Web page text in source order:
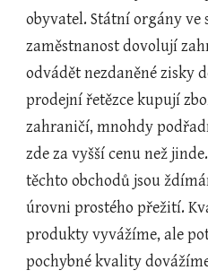
obyvatel. Státní orgány ve
zaměstnanost dovolují
odvádět nezdaněné zisky
prodejní řetězce kupují
zahraničí, mnohdy
zde za vyšší cenu než
těchto obchodů jsou
úrovni prostého přežití.
produkty vyvážíme, ale
pochybné kvality